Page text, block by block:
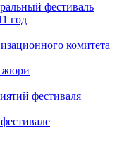
фестиваль
год
комитета
жюри
фестиваля